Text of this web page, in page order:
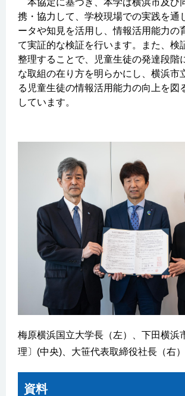
本協定に基づき、本学は横浜市及び
携・協力して、学校現場での実践を通
ータや知見を活用し、情報活用能力の
て実証的な検証を行います。また、検
整理することで、児童生徒の発達段階
な取組の在り方を明らかにし、横浜市
る児童生徒の情報活用能力の向上を図
しています。
梅原横浜国立大学長（左）、下田横浜
理〕(中央)、大笹代表取締役社長（右）
資料